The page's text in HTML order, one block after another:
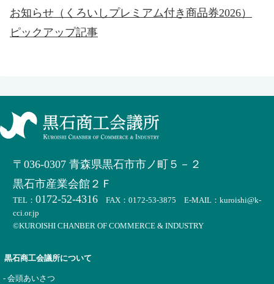
お知らせ（くろいしプレミアム付き商品券2026）
ピックアップ記事
〒036-0307 青森県黒石市市ノ町５－２
黒石市産業会館２Ｆ
TEL： 0172-52-4316FAX：0172-53-3875 E-MAIL：kuroishi@k-
cci.or.jp
©KUROISHI CHANBER OF COMMERCE & INDUSTRY
黒石商工会議所について
- 会頭あいさつ